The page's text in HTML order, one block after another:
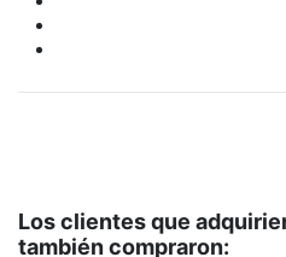
Los clientes que
también compraron: